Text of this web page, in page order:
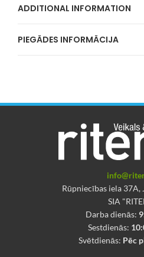
ADDITIONAL INFORMATION
PIEGĀDES INFORMĀCIJA
Rūpniecības iela 37A,
SIA
Darba dienās:
Sestdienās:
Svētdienās: Pēc